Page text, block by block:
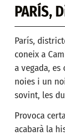
PARÍS,
París,
coneix a
a vegada, es
noies i un
sovint, les
Provoca
acabarà la